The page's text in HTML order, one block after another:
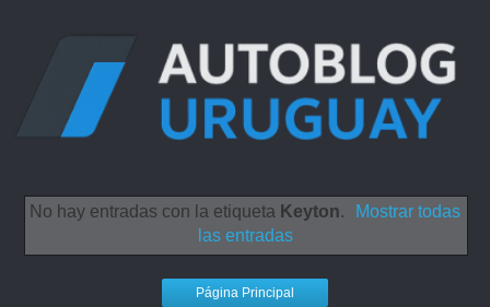
No hay entradas con la etiqueta Keyton.
Mostrar todas
las entradas
Página Principal